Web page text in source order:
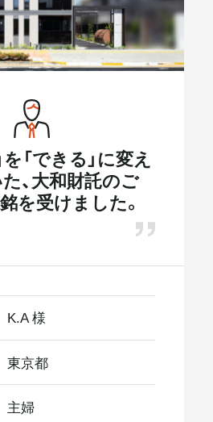
み
を「できる」に変え
、大和財託のご
を受けました。
K.A 様
東京都
主婦